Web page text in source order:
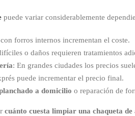
puede variar considerablemente
forros internos incrementan el coste.
o daños requieren tratamientos
: En grandes ciudades los precios
puede incrementar el precio final.
a domicilio o reparación de
cuánto cuesta limpiar una chaqueta de